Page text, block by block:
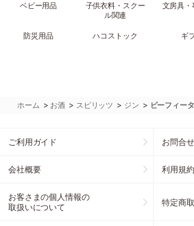
ベビー用品
子供衣料・スクー
ル関連
文房具
防災用品 ハコストック ギ
ホーム > お酒 > スピリッツ > ジン > ビーフィ
ご利用ガイド お問合
会社概要 利用規約
お客さまの個人情報の
取扱いについて
特定商